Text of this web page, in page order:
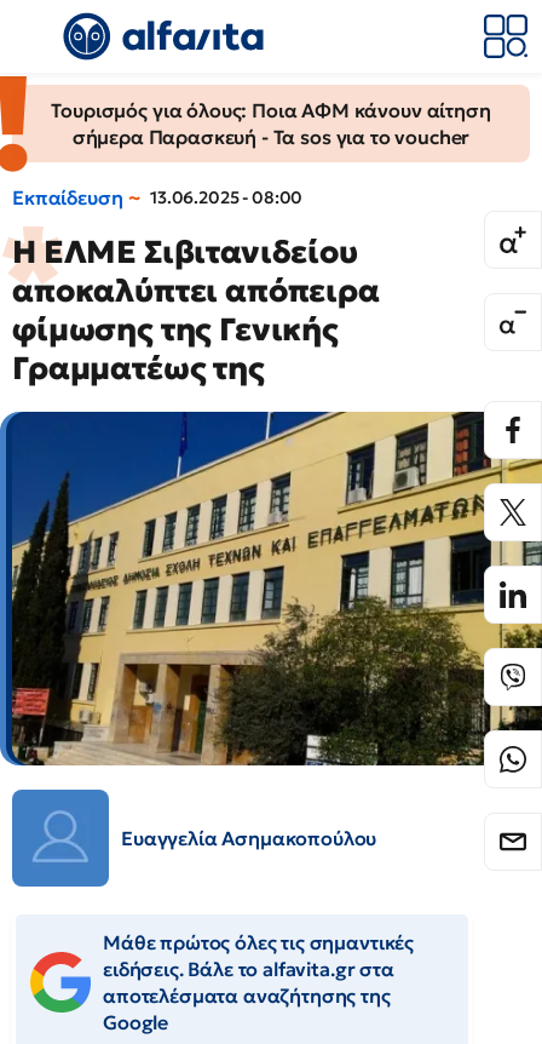
Τουρισμός για όλους: Ποια ΑΦΜ κάνουν αίτηση
σήμερα Παρασκευή - Τα sos για το voucher
Εκπαίδευση 13.06.2025 - 08:00
Η ΕΛΜΕ Σιβιτανιδείου
αποκαλύπτει απόπειρα
φίμωσης της Γενικής
Γραμματέως της
Ευαγγελία Ασημακοπούλου
Μάθε πρώτος όλες τις σημαντικές
ειδήσεις. Βάλε το alfavita.gr στα
αποτελέσματα αναζήτησης της
Google